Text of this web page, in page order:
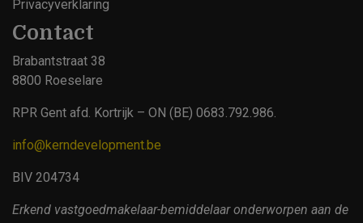
Privacyverklaring
Contact
Brabantstraat 38
8800 Roeselare
RPR Gent afd. Kortrijk – ON (BE) 0683.792.986.
info@kerndevelopment.be
BIV 204734
Erkend vastgoedmakelaar-bemiddelaar onderworpen aan de